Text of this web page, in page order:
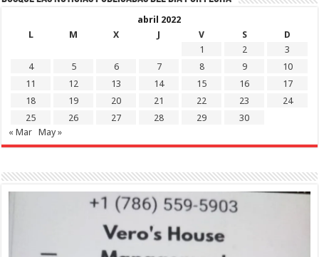
abril 2022
L
M X J V S
D
1
2
3
4
5 6 7 8 9
10
11
12 13 14 15 16
17
18
19 20 21 22 23
24
25
26 27 28 29
30
« Mar
May »